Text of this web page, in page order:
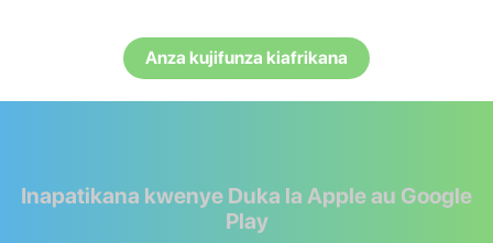
Anza kujifunza kiafrikana
Inapatikana kwenye Duka la Apple au Google
Play